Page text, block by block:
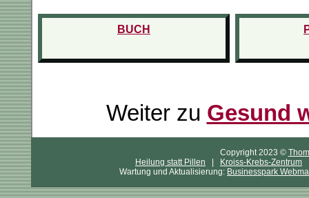
BUCH
Weiter zu Gesund
Copyright 2023 ©
Heilung statt Pillen
Kroiss-Krebs-Zentrum
Wartung und Aktualisierung: Businesspark